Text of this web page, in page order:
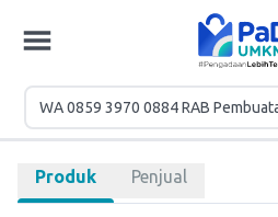
Produk Penjual